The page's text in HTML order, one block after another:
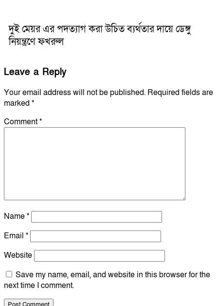
দুই মেয়র এর পদত্যাগ করা উচিত ব্যর্থতার দায়ে ডেঙ্গু
নিয়ন্ত্রণে ফখরুল
Leave a Reply
Your email address will not be published. Required fields are
marked *
Comment*
Name*
Email *
Website
Save my name, email, and website in this browser for the
next time I comment.